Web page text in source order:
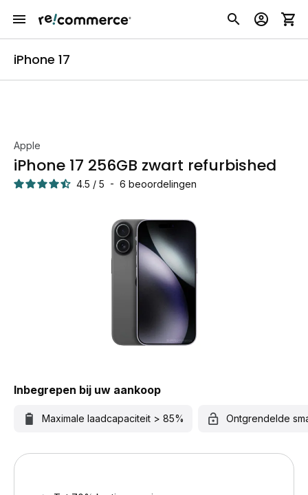
iPhone 17
Apple
iPhone 17 256GB zwart refurbished
4.5 / 5 - 6 beoordelingen
Inbegrepen bij uw aankoop
Maximale laadcapaciteit > 85% Ontgrendelde